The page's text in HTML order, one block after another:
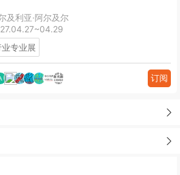
及利亚·阿尔及尔
业专业展
订阅